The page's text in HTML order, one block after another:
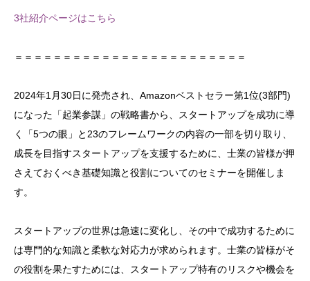
3社紹介ページはこちら
＝＝＝＝＝＝＝＝＝＝＝＝＝＝＝＝＝＝＝＝＝＝＝＝
2024年1月30日に発売され、Amazonベストセラー第1位(3部門)
になった「起業参謀」の戦略書から、スタートアップを成功に導
く「5つの眼」と23のフレームワークの内容の一部を切り取り、
成長を目指すスタートアップを支援するために、士業の皆様が押
さえておくべき基礎知識と役割についてのセミナーを開催しま
す。
スタートアップの世界は急速に変化し、その中で成功するために
は専門的な知識と柔軟な対応力が求められます。士業の皆様がそ
の役割を果たすためには、スタートアップ特有のリスクや機会を